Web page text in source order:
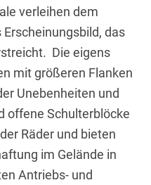
verleihen dem
das
Die eigens
mit größeren Flanken
Unebenheiten und
offene Schulterblöcke
Räder und bieten
im Gelände in
Antriebs- und